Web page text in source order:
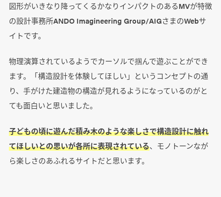
図形がいきなり降ってくるかなりインパクトのあるMVが特徴
の設計事務所ANDO Imagineering Group/AIGさまのWebサ
イトです。
物理演算されているようでカーソルで掴んで遊ぶことができ
ます。「構造設計を体験してほしい」というコンセプトの通
り、手がけた建造物の構造が見れるようになっているのがと
ても面白いと思いました。
子どもの頃に遊んだ積み木のような楽しさで構造設計に触れ
てほしいとの思いが各所に表現されている、モノトーンなが
ら楽しさのあふれるサイトだと思います。